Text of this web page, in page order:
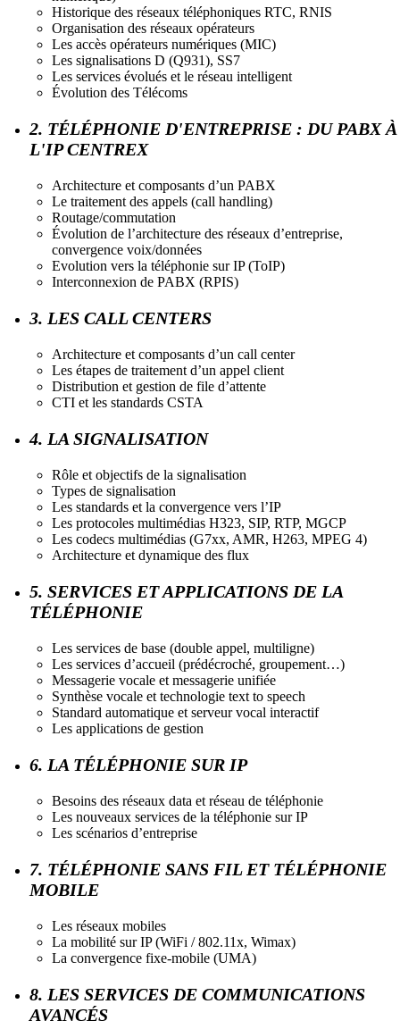
Historique des réseaux téléphoniques RTC, RNIS
Organisation des réseaux opérateurs
Les accès opérateurs numériques (MIC)
Les signalisations D (Q931), SS7
Les services évolués et le réseau intelligent
Évolution des Télécoms
2. TÉLÉPHONIE D'ENTREPRISE : DU PABX À
L'IP CENTREX
Architecture et composants d’un PABX
Le traitement des appels (call handling)
Routage/commutation
Évolution de l’architecture des réseaux d’entreprise,
convergence voix/données
Evolution vers la téléphonie sur IP (ToIP)
Interconnexion de PABX (RPIS)
3. LES CALL CENTERS
Architecture et composants d’un call center
Les étapes de traitement d’un appel client
Distribution et gestion de file d’attente
CTI et les standards CSTA
4. LA SIGNALISATION
Rôle et objectifs de la signalisation
Types de signalisation
Les standards et la convergence vers l’IP
Les protocoles multimédias H323, SIP, RTP, MGCP
Les codecs multimédias (G7xx, AMR, H263, MPEG 4)
Architecture et dynamique des flux
5. SERVICES ET APPLICATIONS DE LA
TÉLÉPHONIE
Les services de base (double appel, multiligne)
Les services d’accueil (prédécroché, groupement…)
Messagerie vocale et messagerie unifiée
Synthèse vocale et technologie text to speech
Standard automatique et serveur vocal interactif
Les applications de gestion
6. LA TÉLÉPHONIE SUR IP
Besoins des réseaux data et réseau de téléphonie
Les nouveaux services de la téléphonie sur IP
Les scénarios d’entreprise
7. TÉLÉPHONIE SANS FIL ET TÉLÉPHONIE
MOBILE
Les réseaux mobiles
La mobilité sur IP (WiFi / 802.11x, Wimax)
La convergence fixe-mobile (UMA)
8. LES SERVICES DE COMMUNICATIONS
AVANCÉS